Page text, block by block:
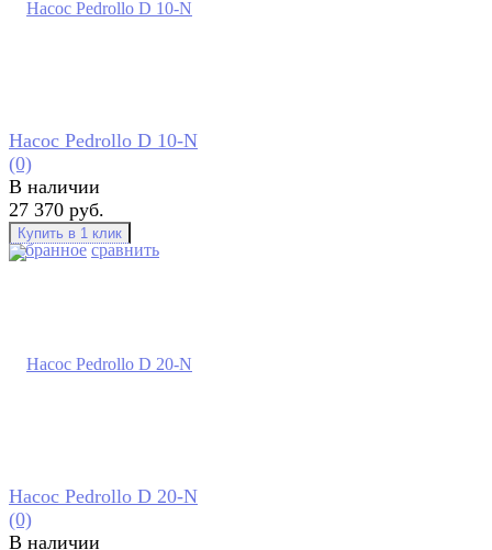
избранное сравнить
Насос Pedrollo D 10-N
(0)
В наличии
27 370 руб.
Насос Pedrollo D 20-N
(0)
В наличии